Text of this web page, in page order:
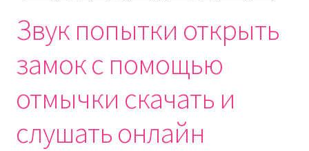
Звук попытки открыть
замок с помощью
отмычки скачать и
слушать онлайн